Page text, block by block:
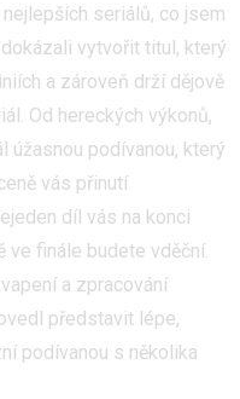
seriálů, co jsem
vytvořit titul, který
a zároveň drží dějově
Od hereckých výkonů,
úžasnou podívanou, který
vás přinutí
díl vás na konci
ve finále budete vděční.
a zpracování
představit lépe,
podívanou s několika